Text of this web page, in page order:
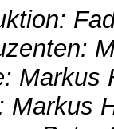
Markus
Markus